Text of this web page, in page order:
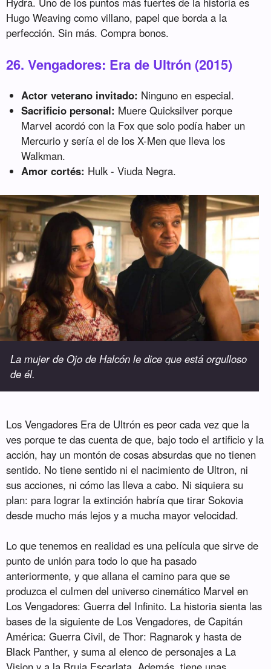
Hugo Weaving como villano, papel que borda a la
perfección. Sin más. Compra bonos.
26. Vengadores: Era de Ultrón (2015)
Actor veterano invitado: Ninguno en especial.
Sacrificio personal: Muere Quicksilver porque
Marvel acordó con la Fox que solo podía haber un
Mercurio y sería el de los X-Men que lleva los
Walkman.
Amor cortés: Hulk - Viuda Negra.
La mujer de Ojo de Halcón le dice que está orgulloso
de él.
Los Vengadores Era de Ultrón es peor cada vez que la
ves porque te das cuenta de que, bajo todo el artificio y la
acción, hay un montón de cosas absurdas que no tienen
sentido. No tiene sentido ni el nacimiento de Ultron, ni
sus acciones, ni cómo las lleva a cabo. Ni siquiera su
plan: para lograr la extinción habría que tirar Sokovia
desde mucho más lejos y a mucha mayor velocidad.
Lo que tenemos en realidad es una película que sirve de
punto de unión para todo lo que ha pasado
anteriormente, y que allana el camino para que se
produzca el culmen del universo cinemático Marvel en
Los Vengadores: Guerra del Infinito. La historia sienta las
bases de la siguiente de Los Vengadores, de Capitán
América: Guerra Civil, de Thor: Ragnarok y hasta de
Black Panther, y suma al elenco de personajes a La